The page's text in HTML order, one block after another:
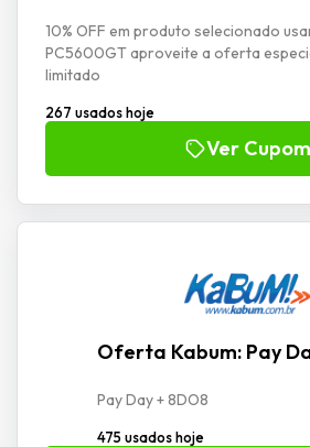
10% OFF em produto selecionado
PC5600GT aproveite a oferta
limitado
267 usados hoje
Ver Cupom
Oferta Kabum: Pay
Pay Day + 8DO8
475 usados hoje